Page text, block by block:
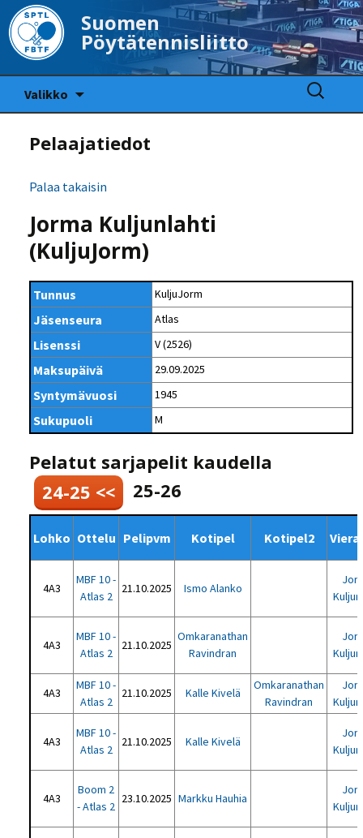
Suomen
Pöytätennisliitto
Valikko
Haku:
Pelaajatiedot
Palaa takaisin
Jorma Kuljunlahti
(KuljuJorm)
Tunnus KuljuJorm
Jäsenseura Atlas
Lisenssi V (2526)
Maksupäivä 29.09.2025
Syntymävuosi 1945
Sukupuoli M
Pelatut sarjapelit kaudella
24-25 <<
25-26
Lohko Ottelu Pelipvm Kotipel Kotipel2
4A3
MBF 10 -
Atlas 2
21.10.2025 Ismo Alanko
4A3
MBF 10 -
Atlas 2
21.10.2025
Omkaranathan
Ravindran
4A3
MBF 10 -
Atlas 2
21.10.2025 Kalle Kivelä
Omkaranathan
Ravindran
4A3
MBF 10 -
Atlas 2
21.10.2025 Kalle Kivelä
4A3
Boom 2
- Atlas 2
23.10.2025 Markku Hauhia